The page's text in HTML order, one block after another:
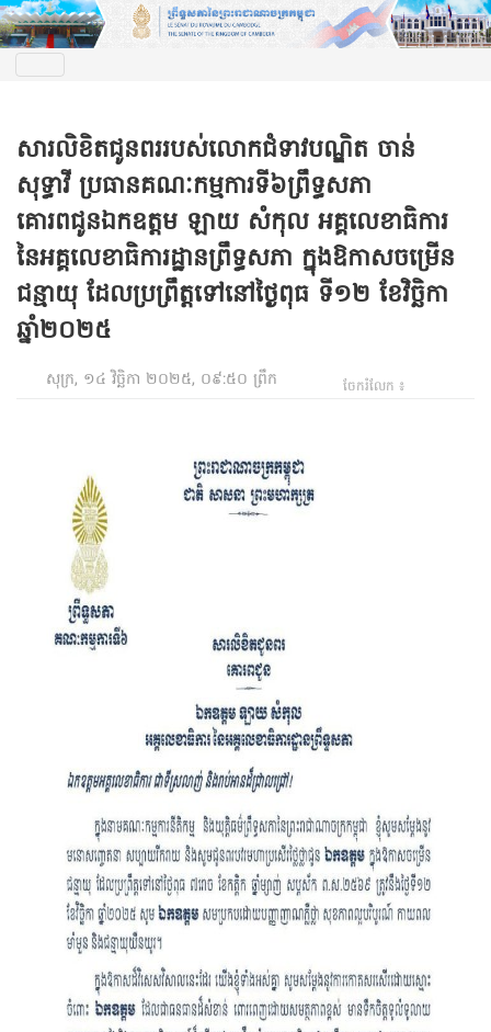
សារលិខិតជូនពររបស់លោកជំទាវបណ្ឌិត ចាន់
សុទ្ធាវី ប្រធានគណៈកម្មការ​ទី៦ព្រឹទ្ធសភា
គោរពជូនឯកឧត្តម ឡាយ សំកុល អគ្គលេខាធិការ
នៃអគ្គលេខាធិការដ្ឋានព្រឹទ្ធសភា ក្នុងឱកាសចម្រើន
ជន្មាយុ ដែលប្រព្រឹត្តទៅនៅថ្ងៃពុធ ទី១២ ខែវិច្ឆិកា
ឆ្នាំ២០២៥
សុក្រ, ១៤ វិច្ឆិកា ២០២៥, ០៩:៥០ ព្រឹក ចែករំលែក ៖